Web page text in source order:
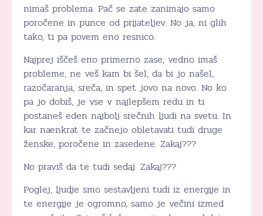
nimaš problema. Pač se zate zanimajo samo
poročene in punce od prijateljev. No ja, ni glih
tako, ti pa povem eno resnico.
Najprej iščeš eno primerno zase, vedno imaš
probleme, ne veš kam bi šel, da bi jo našel,
razočaranja, sreča, in spet jovo na novo. No ko
pa jo dobiš, je vse v najlepšem redu in ti
postaneš eden najbolj srečnih ljudi na svetu. In
kar naenkrat te začnejo obletavati tudi druge
ženske, poročene in zasedene. Zakaj???
No praviš da te tudi sedaj. Zakaj???
Poglej, ljudje smo sestavljeni tudi iz energije in
te energije je ogromno, samo je večini izmed